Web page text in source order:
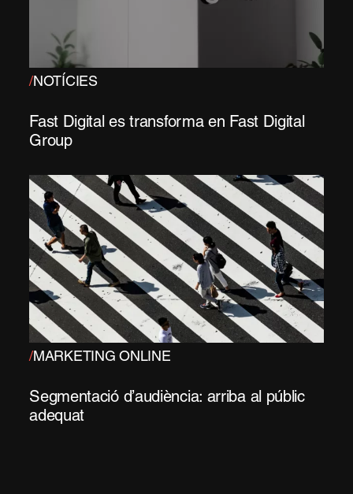
/NOTÍCIES
Fast Digital es transforma en Fast Digital
Group
/MARKETING ONLINE
Segmentació d’audiència: arriba al públic
adequat